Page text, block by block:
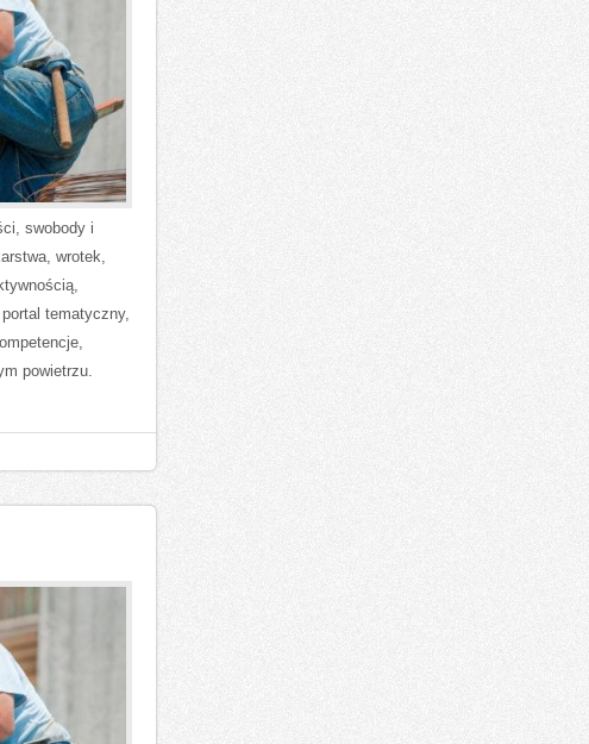
swobody i
wrotek,
tematyczny,
powietrzu.